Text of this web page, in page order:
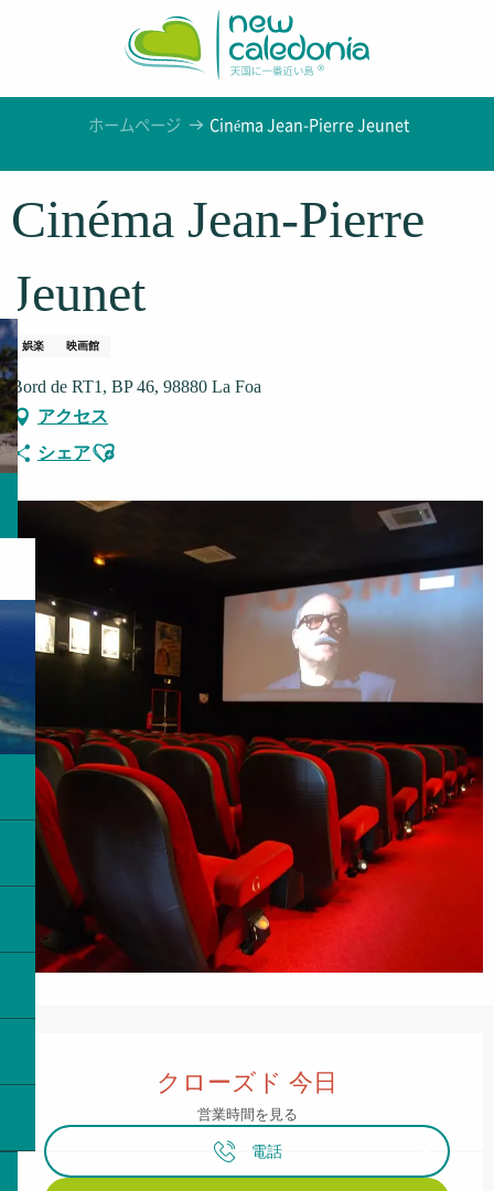
ホームページ Cinéma Jean-Pierre Jeunet
Cinéma Jean-Pierre
Jeunet
娯楽 映画館
Bord de RT1, BP 46, 98880 La Foa
アクセス
シェアAjouter aux favoris
クローズド 今日
営業時間を見る
電話